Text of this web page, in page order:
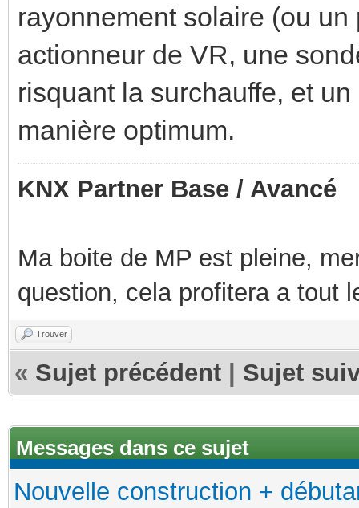
rayonnement solaire (ou
actionneur de VR, une
risquant la surchauffe, et
manière optimum.
KNX Partner Base / Avancé
Ma boite de MP est pleine,
question, cela profitera a tout
Trouver
« Sujet précédent Sujet
Messages dans ce sujet
Nouvelle construction +